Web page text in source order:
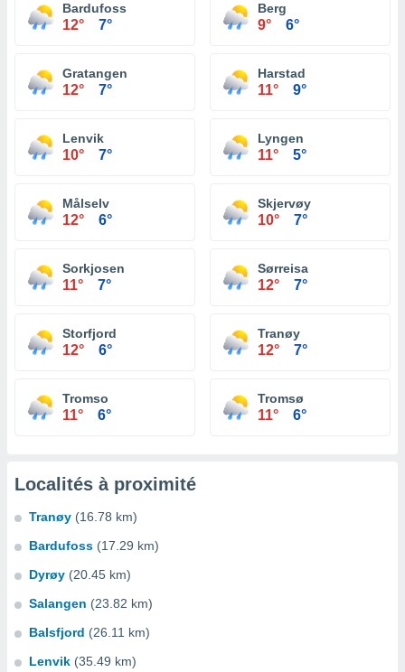
Bardufoss
12° 7°
Berg
9° 6°
Gratangen
12° 7°
Harstad
11° 9°
Lenvik
10° 7°
Lyngen
11° 5°
Målselv
12° 6°
Skjervøy
10° 7°
Sorkjosen
11° 7°
Sørreisa
12° 7°
Storfjord
12° 6°
Tranøy
12° 7°
Tromso
11° 6°
Tromsø
11° 6°
Localités à proximité
Tranøy (16.78 km)
Bardufoss (17.29 km)
Dyrøy (20.45 km)
Salangen (23.82 km)
Balsfjord (26.11 km)
Lenvik (35.49 km)